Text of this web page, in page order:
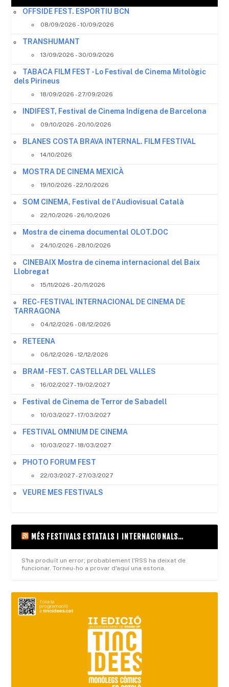
OFFSIDE FEST. ESPORTIU BCN
08/09/2026 - 10/09/2026
TRANSHUMANT
13/09/2026 - 30/09/2026
TABACA FILM FEST - Lo Festival de Cinema Mitològic
dels Pirineus
18/09/2026 - 27/09/2026
INDIFEST, Festival de Cinema Indígena de Barcelona
09/10/2026 - 20/10/2026
BLANES COSTA BRAVA INTERNAL. FILM FESTIVAL
14/10/2026
MOSTRA DE CINEMA MEXICÀ
19/10/2026 - 22/10/2026
SOM CINEMA, Festival de l'Audiovisual Català
22/10/2026 - 26/10/2026
Mostra de cinema documental OLOT.DOC
24/10/2026 - 28/10/2026
CINEBAIX Mostra de cinema internacional del Baix
Llobregat
15/11/2026 - 20/11/2026
REC- FESTIVAL INTERNACIONAL DE CINEMA DE
TARRAGONA
04/12/2026 - 08/12/2026
RETEENA
06/12/2026 - 12/12/2026
BRAM - FEST. CASTELLAR DEL VALLES
16/02/2027 - 19/02/2027
Festival de Cinema de Terror de Sabadell
10/03/2027 - 17/03/2027
FESTIVAL OMNIUM DE CINEMA
10/03/2027 - 18/03/2027
PHOTO FORUM FEST
22/03/2027 - 27/03/2027
VEURE MES FESTIVALS
MÉS FESTIVALS ESTATALS I INTERNACIONALS…
S'ha produït un error; probablement l'RSS ha deixat de
funcionar. Torneu-ho a provar d'aquí una estona.